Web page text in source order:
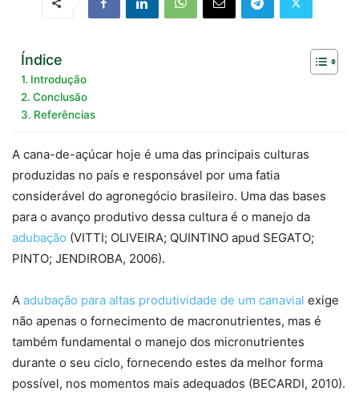
Índice
Introdução
Conclusão
Referências
A cana-de-açúcar hoje é uma das principais culturas
produzidas no país e responsável por uma fatia
considerável do agronegócio brasileiro. Uma das bases
para o avanço produtivo dessa cultura é o manejo da
adubação (VITTI; OLIVEIRA; QUINTINO apud SEGATO;
PINTO; JENDIROBA, 2006).
A adubação para altas produtividade de um canavial exige
não apenas o fornecimento de macronutrientes, mas é
também fundamental o manejo dos micronutrientes
durante o seu ciclo, fornecendo estes da melhor forma
possível, nos momentos mais adequados (BECARDI, 2010).